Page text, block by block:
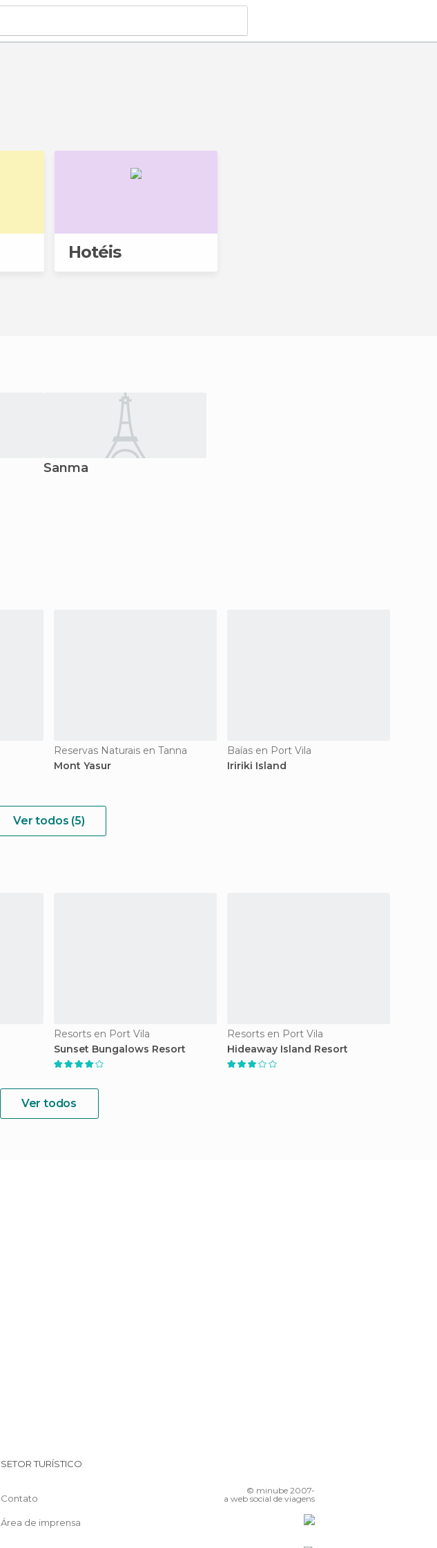
Hotéis
Sanma
Reservas Naturais en Tanna
Mont Yasur
Baías en Port Vila
Iririki Island
Ver todos (5)
Resorts en Port Vila
Sunset Bungalows Resort
Resorts en Port Vila
Hideaway Island Resort
Ver todos
SETOR TURÍSTICO
Contato
Área de imprensa
© minube 2007-
a web social de viagens